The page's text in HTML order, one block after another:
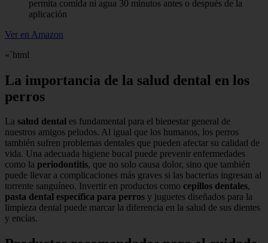
permita comida ni agua 30 minutos antes o después de la
aplicación
Ver en Amazon
«`html
La importancia de la salud dental en los
perros
La salud dental es fundamental para el bienestar general de
nuestros amigos peludos. Al igual que los humanos, los perros
también sufren problemas dentales que pueden afectar su calidad de
vida. Una adecuada higiene bucal puede prevenir enfermedades
como la periodontitis, que no solo causa dolor, sino que también
puede llevar a complicaciones más graves si las bacterias ingresan al
torrente sanguíneo. Invertir en productos como cepillos dentales,
pasta dental específica para perros y juguetes diseñados para la
limpieza dental puede marcar la diferencia en la salud de sus dientes
y encías.